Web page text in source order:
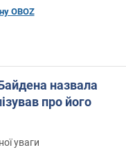
OBOZ
назвала
про його
уваги